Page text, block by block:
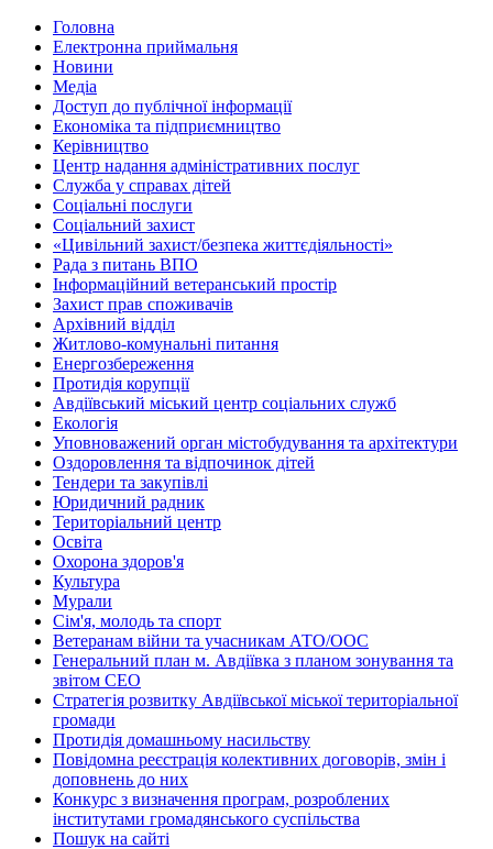
Головна
Електронна приймальня
Новини
Медіа
Доступ до публічної інформації
Економіка та підприємництво
Керівництво
Центр надання адміністративних послуг
Служба у справах дітей
Соціальні послуги
Соціальний захист
«Цивільний захист/безпека життєдіяльності»
Рада з питань ВПО
Інформаційний ветеранський простір
Захист прав споживачів
Архівний відділ
Житлово-комунальні питання
Енергозбереження
Протидія корупції
Авдіївський міський центр соціальних служб
Екологія
Уповноважений орган містобудування та архітектури
Оздоровлення та відпочинок дітей
Тендери та закупівлі
Юридичний радник
Територіальний центр
Освіта
Охорона здоров'я
Культура
Мурали
Сім'я, молодь та спорт
Ветеранам війни та учасникам АТО/ООС
Генеральний план м. Авдіївка з планом зонування та
звітом СЕО
Стратегія розвитку Авдіївської міської територіальної
громади
Протидія домашньому насильству
Повідомна реєстрація колективних договорів, змін і
доповнень до них
Конкурс з визначення програм, розроблених
інститутами громадянського суспільства
Пошук на сайті